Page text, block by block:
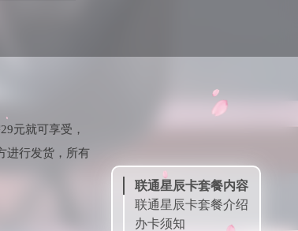
元就可享受，
进行发货，所有
联通星辰卡套餐内容
联通星辰卡套餐介绍
办卡须知